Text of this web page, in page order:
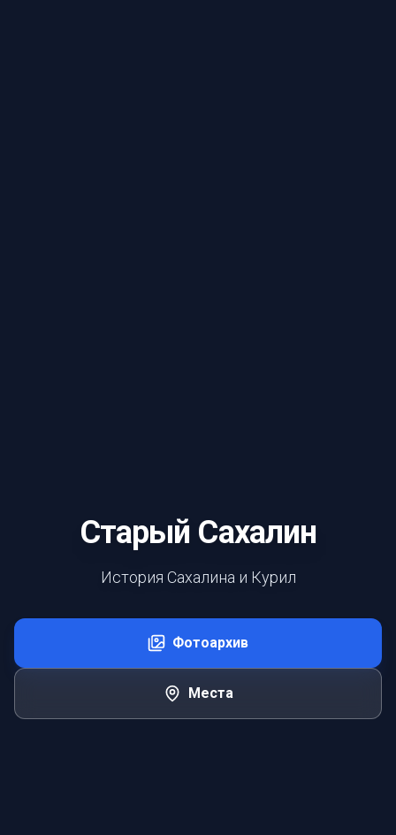
Старый Сахалин
История Сахалина и Курил
Фотоархив
Места